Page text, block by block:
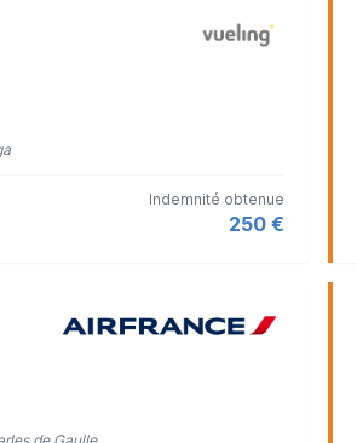
Indemnité obtenue
250 €